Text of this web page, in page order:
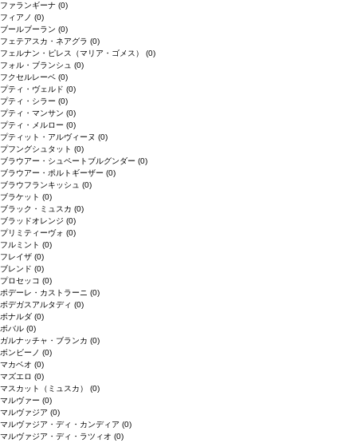
ファランギーナ (0)
フィアノ (0)
ブールブーラン (0)
フェテアスカ・ネアグラ (0)
フェルナン・ピレス（マリア・ゴメス） (0)
フォル・ブランシュ (0)
フクセルレーベ (0)
プティ・ヴェルド (0)
プティ・シラー (0)
プティ・マンサン (0)
プティ・メルロー (0)
プティット・アルヴィーヌ (0)
プフングシュタット (0)
ブラウアー・シュペートブルグンダー (0)
ブラウアー・ポルトギーザー (0)
ブラウフランキッシュ (0)
ブラケット (0)
ブラック・ミュスカ (0)
ブラッドオレンジ (0)
プリミティーヴォ (0)
フルミント (0)
フレイザ (0)
ブレンド (0)
プロセッコ (0)
ポデーレ・カストラーニ (0)
ボデガスアルタディ (0)
ボナルダ (0)
ボバル (0)
ガルナッチャ・ブランカ (0)
ボンビーノ (0)
マカベオ (0)
マズエロ (0)
マスカット（ミュスカ） (0)
マルヴァー (0)
マルヴァジア (0)
マルヴァジア・ディ・カンディア (0)
マルヴァジア・ディ・ラツィオ (0)